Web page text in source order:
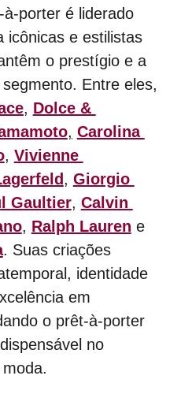
porter é liderado
icônicas e estilistas
o prestígio e a
Entre eles,
, Dolce &
, Carolina
, Vivienne
, Giorgio
Gaultier, Calvin
, Ralph Lauren e
. Suas criações
identidade
em
o prêt-à-porter
no